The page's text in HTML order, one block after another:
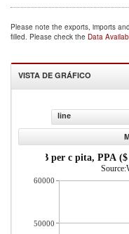
Please note the exports, imports
filled. Please check the Data
VISTA DE GRÁFICO
line
PIB per c pita, PPA
60000
50000